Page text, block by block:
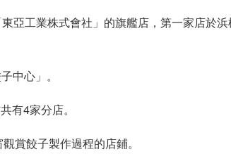
亞工業株式會社」的旗艦店，第一家店於
中心」。
有4家分店。
賞餃子製作過程的店鋪。